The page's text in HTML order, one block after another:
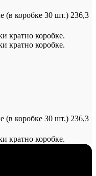
(в коробке 30 шт.) 236,3
кратно коробке.
кратно коробке.
(в коробке 30 шт.) 236,3
кратно коробке.